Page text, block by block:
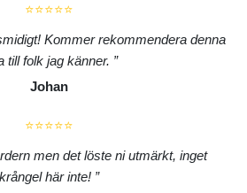
⭐⭐⭐⭐⭐
Kommer rekommendera denna
till folk jag känner.
Johan
⭐⭐⭐⭐⭐
men det löste ni utmärkt, inget
krångel här inte!